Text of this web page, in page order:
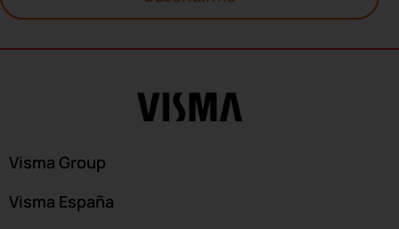
Visma Group
Visma España